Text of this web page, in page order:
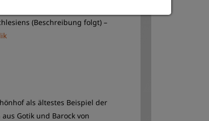
(Beschreibung folgt) –
als ältestes Beispiel der
Gotik und Barock von